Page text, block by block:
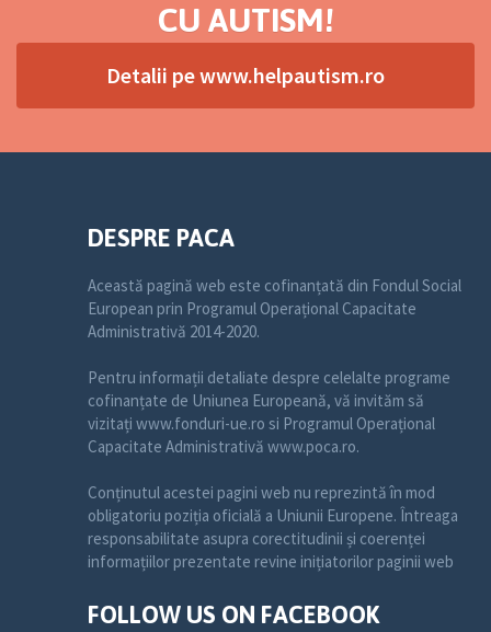
CU AUTISM!
Detalii pe www.helpautism.ro
DESPRE PACA
Această pagină web este cofinanțată din Fondul Social
European prin Programul Operațional Capacitate
Administrativă 2014-2020.
Pentru informații detaliate despre celelalte programe
cofinanțate de Uniunea Europeană, vă invităm să
vizitați www.fonduri-ue.ro si Programul Operațional
Capacitate Administrativă www.poca.ro.
Conținutul acestei pagini web nu reprezintă în mod
obligatoriu poziția oficială a Uniunii Europene. Întreaga
responsabilitate asupra corectitudinii și coerenței
informațiilor prezentate revine inițiatorilor paginii web
FOLLOW US ON FACEBOOK